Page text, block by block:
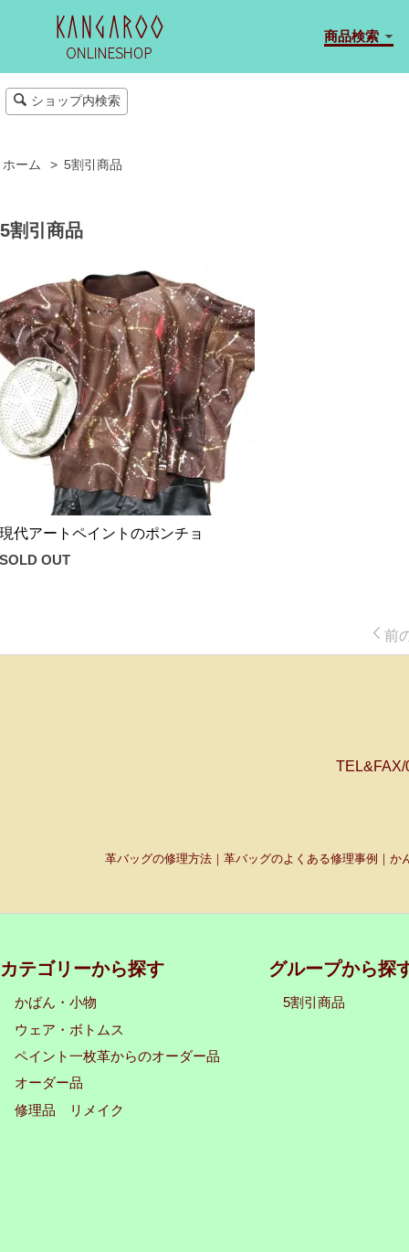
商品検索
ショップ内検索
ホーム > 5割引商品
5割引商品
代アートペイントのポンチョ
OUT
前
革バッグの修理方法｜革バッグのよくある修理事例｜
カテゴリーから探す
かばん・小物
ウェア・ボトムス
ペイント一枚革からのオーダー品
オーダー品
修理品 リメイク
グループから探
5割引商品